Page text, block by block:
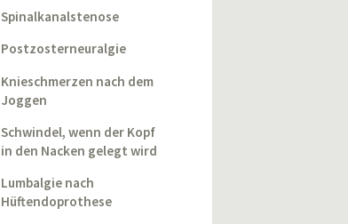
Spinalkanalstenose
Postzosterneuralgie
Knieschmerzen nach dem
Joggen
Schwindel, wenn der Kopf
in den Nacken gelegt wird
Lumbalgie nach
Hüftendoprothese